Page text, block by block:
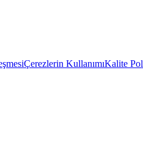
Çerezlerin KullanımıKalite